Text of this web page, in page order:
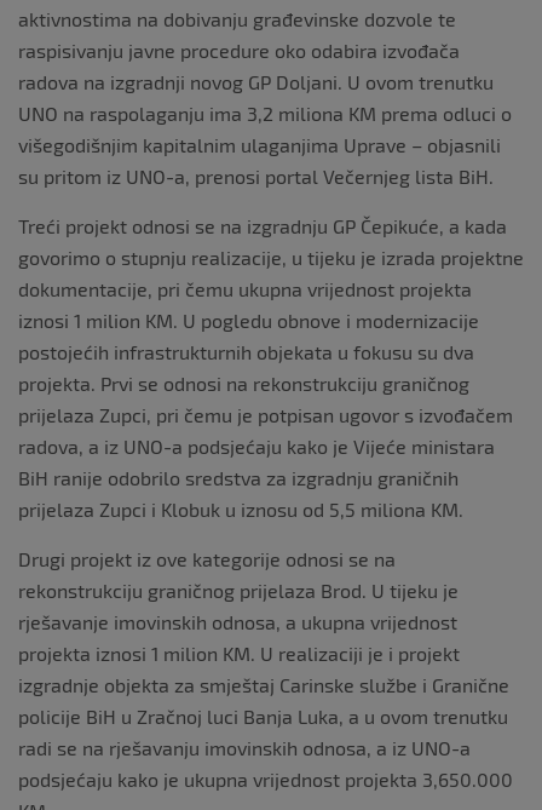
aktivnostima na dobivanju građevinske dozvole te
raspisivanju javne procedure oko odabira izvođača
radova na izgradnji novog GP Doljani. U ovom trenutku
UNO na raspolaganju ima 3,2 miliona KM prema odluci o
višegodišnjim kapitalnim ulaganjima Uprave – objasnili
su pritom iz UNO-a, prenosi portal Večernjeg lista BiH.
Treći projekt odnosi se na izgradnju GP Čepikuće, a kada
govorimo o stupnju realizacije, u tijeku je izrada projektne
dokumentacije, pri čemu ukupna vrijednost projekta
iznosi 1 milion KM. U pogledu obnove i modernizacije
postojećih infrastrukturnih objekata u fokusu su dva
projekta. Prvi se odnosi na rekonstrukciju graničnog
prijelaza Zupci, pri čemu je potpisan ugovor s izvođačem
radova, a iz UNO-a podsjećaju kako je Vijeće ministara
BiH ranije odobrilo sredstva za izgradnju graničnih
prijelaza Zupci i Klobuk u iznosu od 5,5 miliona KM.
Drugi projekt iz ove kategorije odnosi se na
rekonstrukciju graničnog prijelaza Brod. U tijeku je
rješavanje imovinskih odnosa, a ukupna vrijednost
projekta iznosi 1 milion KM. U realizaciji je i projekt
izgradnje objekta za smještaj Carinske službe i Granične
policije BiH u Zračnoj luci Banja Luka, a u ovom trenutku
radi se na rješavanju imovinskih odnosa, a iz UNO-a
podsjećaju kako je ukupna vrijednost projekta 3,650.000